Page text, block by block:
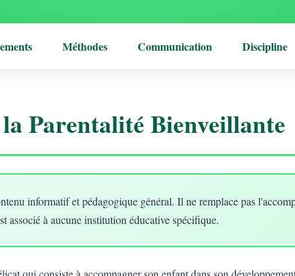
Méthodes Communication Discipline
Parentalité Bienveillante
informatif et pédagogique général. Il ne remplace pas
associé à aucune institution éducative spécifique.